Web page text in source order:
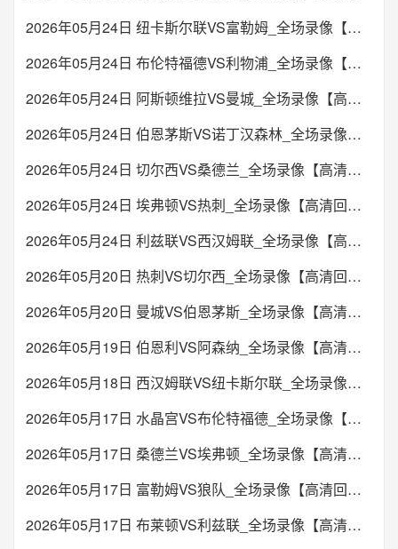
2026年05月24日 纽卡斯尔联VS富勒姆_全场录像【高清回放】
2026年05月24日 布伦特福德VS利物浦_全场录像【高清回放】
2026年05月24日 阿斯顿维拉VS曼城_全场录像【高清回放】
2026年05月24日 伯恩茅斯VS诺丁汉森林_全场录像【高清回放】
2026年05月24日 切尔西VS桑德兰_全场录像【高清回放】
2026年05月24日 埃弗顿VS热刺_全场录像【高清回放】
2026年05月24日 利兹联VS西汉姆联_全场录像【高清回放】
2026年05月20日 热刺VS切尔西_全场录像【高清回放】
2026年05月20日 曼城VS伯恩茅斯_全场录像【高清回放】
2026年05月19日 伯恩利VS阿森纳_全场录像【高清回放】
2026年05月18日 西汉姆联VS纽卡斯尔联_全场录像【高清回放】
2026年05月17日 水晶宫VS布伦特福德_全场录像【高清回放】
2026年05月17日 桑德兰VS埃弗顿_全场录像【高清回放】
2026年05月17日 富勒姆VS狼队_全场录像【高清回放】
2026年05月17日 布莱顿VS利兹联_全场录像【高清回放】